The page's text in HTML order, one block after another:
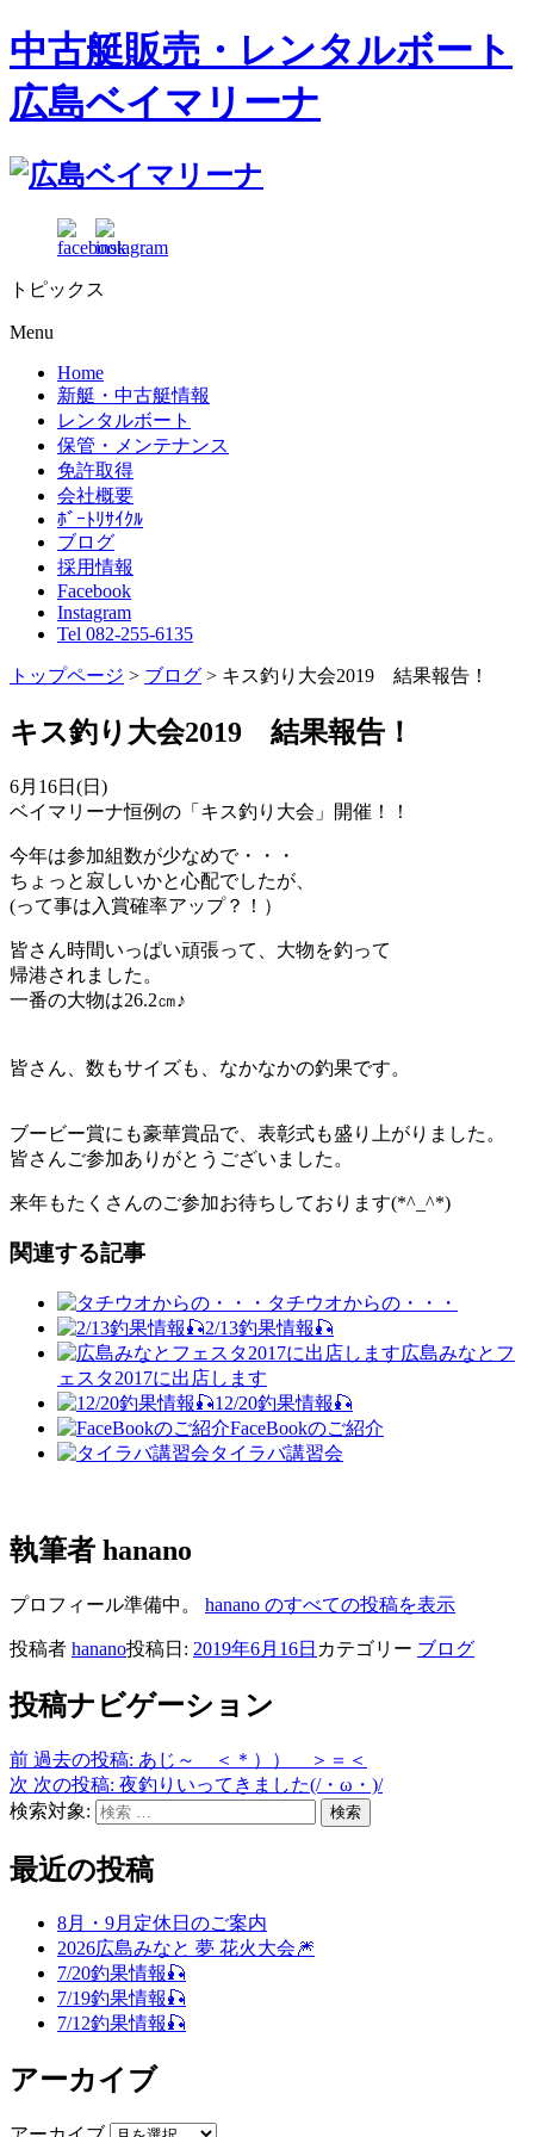
中古艇販売・レンタルボート
広島ベイマリーナ
トピックス
Menu
Home
新艇・中古艇情報
レンタルボート
保管・メンテナンス
免許取得
会社概要
ﾎﾞｰﾄﾘｻｲｸﾙ
ブログ
採用情報
Facebook
Instagram
Tel 082-255-6135
トップページ > ブログ > キス釣り大会2019 結果報告！
キス釣り大会2019 結果報告！
6月16日(日)
ベイマリーナ恒例の「キス釣り大会」開催！！
今年は参加組数が少なめで・・・
ちょっと寂しいかと心配でしたが、
(って事は入賞確率アップ？！）
皆さん時間いっぱい頑張って、大物を釣って
帰港されました。
一番の大物は26.2㎝♪
皆さん、数もサイズも、なかなかの釣果です。
ブービー賞にも豪華賞品で、表彰式も盛り上がりました。
皆さんご参加ありがとうございました。
来年もたくさんのご参加お待ちしております(*^_^*)
関連する記事
タチウオからの・・・
2/13釣果情報🎣
広島みなとフ
ェスタ2017に出店します
12/20釣果情報🎣
FaceBookのご紹介
タイラバ講習会
執筆者 hanano
プロフィール準備中。 hanano のすべての投稿を表示
投稿者 hanano投稿日: 2019年6月16日 カテゴリー ブログ
投稿ナビゲーション
前 過去の投稿: あじ～ ＜＊）） ＞＝＜
次 次の投稿: 夜釣りいってきました(/・ω・)/
検索対象:
検索
最近の投稿
8月・9月定休日のご案内
2026広島みなと 夢 花火大会🎆
7/20釣果情報🎣
7/19釣果情報🎣
7/12釣果情報🎣
アーカイブ